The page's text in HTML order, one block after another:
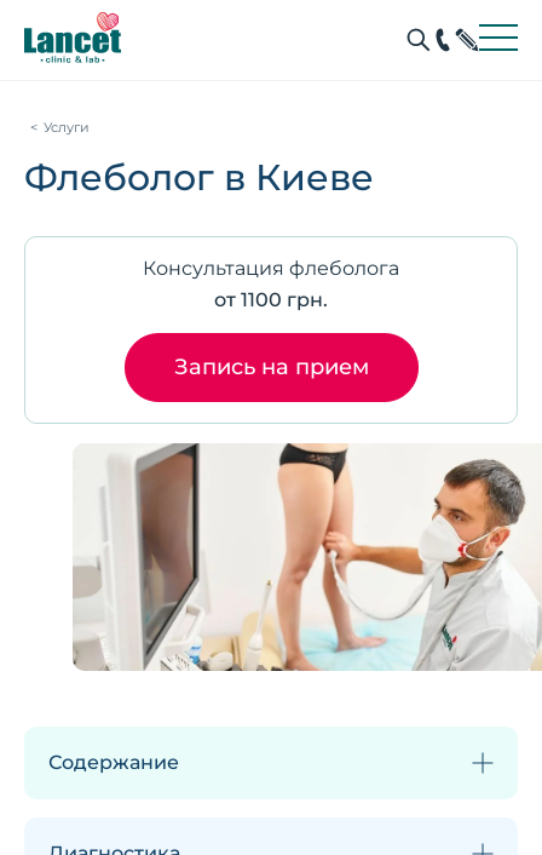
Услуги
Флеболог в Киеве
Консультация флеболога
от 1100 грн.
Запись на прием
Содержание